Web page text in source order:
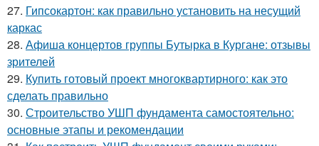
27. Гипсокартон: как правильно установить на несущий
каркас
28. Афиша концертов группы Бутырка в Кургане: отзывы
зрителей
29. Купить готовый проект многоквартирного: как это
сделать правильно
30. Строительство УШП фундамента самостоятельно:
основные этапы и рекомендации